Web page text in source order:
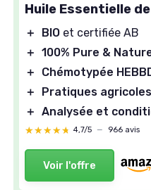
Huile Essentielle
＋ BIO et certifiée AB
＋ 100% Pure &
＋
Chémotypée
＋
Pratiques
＋ Analysée et
★★★★★
★★★★★ 4,7/5 — 966 avis
Voir l'offre